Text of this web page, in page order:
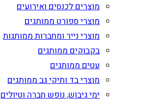
מוצרים לכנסים ואירועים
מוצרי ספורט ממותגים
מוצרי נייר ומחברות ממותגות
בקבוקים ממותגים
עטים ממותגים
מוצרי בד ותיקי גב ממותגים
ימי גיבוש, נופש חברה וטיולים